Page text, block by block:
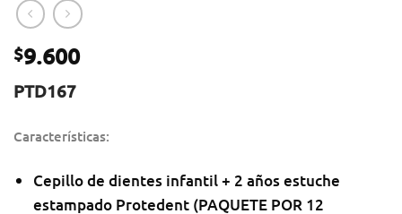
$9.600
PTD167
Características:
Cepillo de dientes infantil + 2 años estuche
estampado Protedent (PAQUETE POR 12